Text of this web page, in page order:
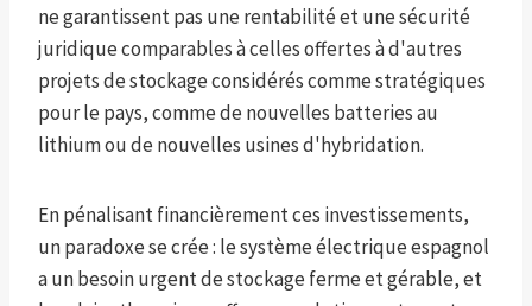
ne garantissent pas une rentabilité et une sécurité
juridique comparables à celles offertes à d'autres
projets de stockage considérés comme stratégiques
pour le pays, comme de nouvelles batteries au
lithium ou de nouvelles usines d'hybridation.
En pénalisant financièrement ces investissements,
un paradoxe se crée : le système électrique espagnol
a un besoin urgent de stockage ferme et gérable, et